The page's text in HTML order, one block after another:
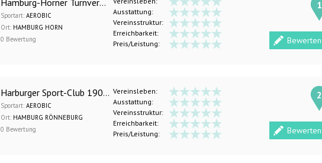
Hamburg-Horner Turnverein 1905 e.V.
Sportart:AEROBIC
Ort: HAMBURG HORN
0 Bewertung
Ausstattung:
Vereinsstruktur:
Erreichbarkeit:
Preis/Leistung:
1
Bewerten
Harburger Sport-Club 1904/07 e.V.
Sportart:AEROBIC
Ort: HAMBURG RÖNNEBURG
0 Bewertung
Vereinsleben:
Ausstattung:
Vereinsstruktur:
Erreichbarkeit:
Preis/Leistung:
2
Bewerten